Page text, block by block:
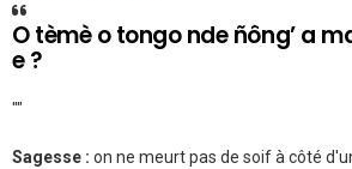
O tèmè o tongo nde ñông’ a
e ?
""
Sagesse : on ne meurt pas de soif à côté